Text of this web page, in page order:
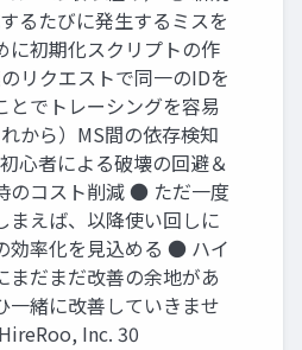
るたびに発生するミスを
に初期化スクリプトの作
リクエストで同一のIDを
とでトレーシングを容易
から）MS間の依存検知
心者による破壊の回避＆
のコスト削減 ● ただ一度
まえば、以降使い回しに
効率化を見込める ● ハイ
まだまだ改善の余地があ
一緒に改善していきませ
Inc. 30